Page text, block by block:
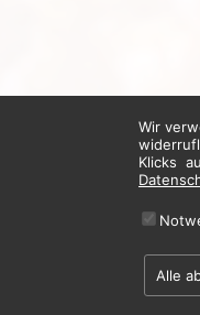
Wir
Klicks
Alle